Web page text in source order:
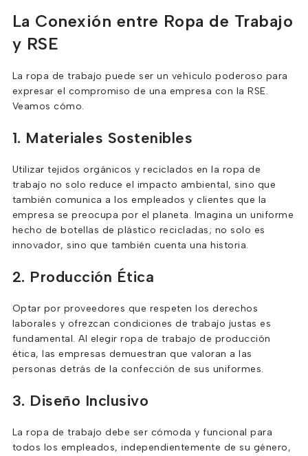
La Conexión entre Ropa de Trabajo
y RSE
La ropa de trabajo puede ser un vehículo poderoso para
expresar el compromiso de una empresa con la RSE.
Veamos cómo.
1. Materiales Sostenibles
Utilizar tejidos orgánicos y reciclados en la ropa de
trabajo no solo reduce el impacto ambiental, sino que
también comunica a los empleados y clientes que la
empresa se preocupa por el planeta. Imagina un uniforme
hecho de botellas de plástico recicladas; no solo es
innovador, sino que también cuenta una historia.
2. Producción Ética
Optar por proveedores que respeten los derechos
laborales y ofrezcan condiciones de trabajo justas es
fundamental. Al elegir ropa de trabajo de producción
ética, las empresas demuestran que valoran a las
personas detrás de la confección de sus uniformes.
3. Diseño Inclusivo
La ropa de trabajo debe ser cómoda y funcional para
todos los empleados, independientemente de su género,